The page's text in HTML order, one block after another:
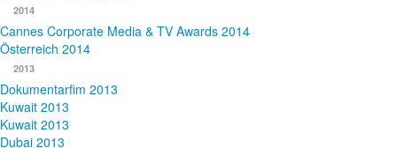
2014
Cannes Corporate Media & TV Awards 2014
Österreich 2014
2013
Dokumentarfim 2013
Kuwait 2013
Kuwait 2013
Dubai 2013